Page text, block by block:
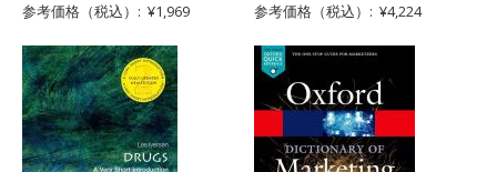
参考価格（税込）: ¥1,969
参考価格（税込）: ¥4,224